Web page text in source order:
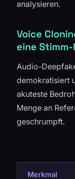
analysieren.
Voice
eine
Audio-
demokratisiert
akuteste
Menge an
geschrumpft.
Merkmal